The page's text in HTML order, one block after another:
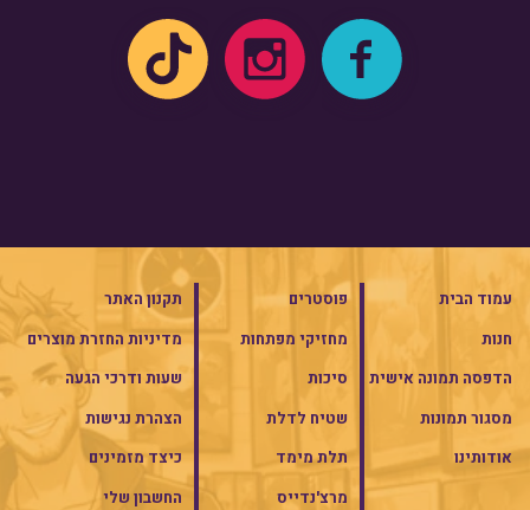
עמוד הבית
חנות
הדפסה תמונה אישית
מסגור תמונות
אודותינו
פוסטרים
מחזיקי מפתחות
סיכות
שטיח לדלת
תלת מימד
מרצ'נדייס
תקנון האתר
מדיניות החזרת מוצרים
שעות ודרכי הגעה
הצהרת נגישות
כיצד מזמינים
החשבון שלי